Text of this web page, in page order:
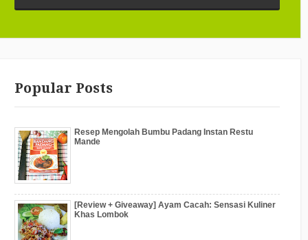
Popular Posts
Resep Mengolah Bumbu Padang Instan Restu
Mande
[Review + Giveaway] Ayam Cacah: Sensasi Kuliner
Khas Lombok